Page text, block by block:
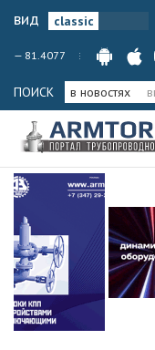
вид
— 81.4077
ПОИСК в новостях